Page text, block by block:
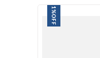
1%
OFF